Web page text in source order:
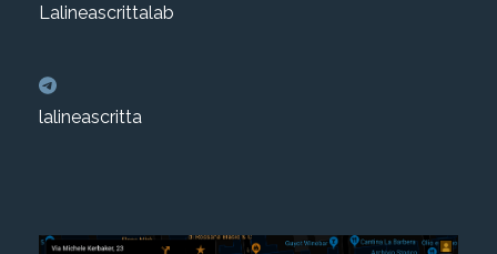
Lalineascrittalab
lalineascritta